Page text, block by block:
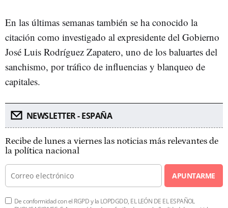
En las últimas semanas también se ha conocido la
citación como investigado al expresidente del Gobierno
José Luis Rodríguez Zapatero, uno de los baluartes del
sanchismo, por tráfico de influencias y blanqueo de
capitales.
NEWSLETTER - ESPAÑA
Recibe de lunes a viernes las noticias más relevantes de
la política nacional
APUNTARME
De conformidad con el RGPD y la LOPDGDD, EL LEÓN DE EL ESPAÑOL